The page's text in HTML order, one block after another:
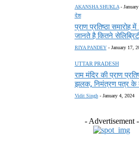
AKANSHA SHUKLA -
देश
प्राण प्रतिष्ठा
जानते है कितने
RIYA PANDEY - January 17,
UTTAR PRADESH
राम मंदिर की प्राण
झलक, निमंत्रण पत्र के
Vidit Singh - January 4, 2024
- Advertisement -